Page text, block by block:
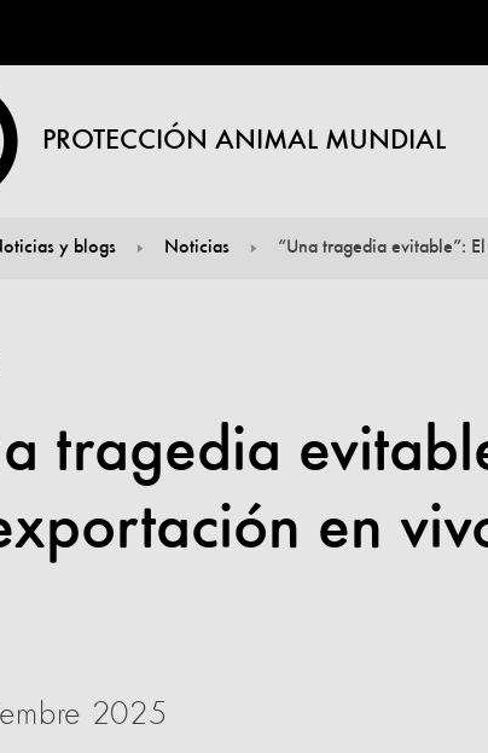
PROTECCIÓN ANIMAL MUNDIAL
y blogs Noticias “Una tragedia evitable”: El
tragedia
en
2025